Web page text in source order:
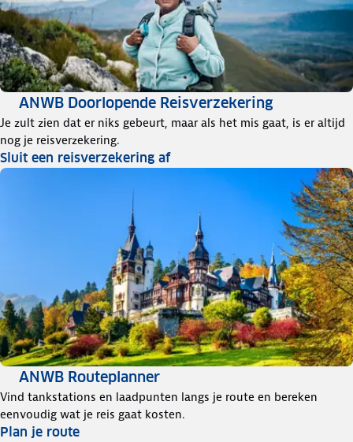
ANWB Doorlopende Reisverzekering
Je zult zien dat er niks gebeurt, maar als het mis gaat, is er altijd
nog je reisverzekering.
Sluit een reisverzekering af
ANWB Routeplanner
Vind tankstations en laadpunten langs je route en bereken
eenvoudig wat je reis gaat kosten.
Plan je route